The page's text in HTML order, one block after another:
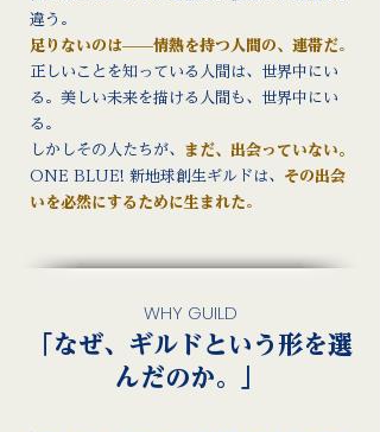
違う。
足りないのは——情熱を持つ人間の、連帯だ。
正しいことを知っている人間は、世界中にい
る。美しい未来を描ける人間も、世界中にい
る。
しかしその人たちが、 まだ、出会っていない。
ONE BLUE! 新地球創生ギルドは、 その出会
いを必然にするために生まれた。
WHY GUILD
「なぜ、ギルドという形を選
んだのか。」